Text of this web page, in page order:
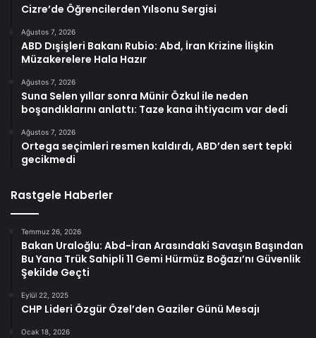
Cizre’de Öğrencilerden Yılsonu Sergisi
Ağustos 7, 2026
ABD Dışişleri Bakanı Rubio: Abd, İran Krizine İlişkin
Müzakerelere Hala Hazır
Ağustos 7, 2026
Suna Selen yıllar sonra Münir Özkul ile neden
boşandıklarını anlattı: Taze kana ihtiyacım var dedi
Ağustos 7, 2026
Ortega seçimleri resmen kaldırdı, ABD’den sert tepki
gecikmedi
Rastgele Haberler
Temmuz 26, 2026
Bakan Uraloğlu: Abd-İran Arasındaki Savaşın Başından
Bu Yana Trük Sahipli 11 Gemi Hürmüz Boğazı’nı Güvenlik
Şekilde Geçti
Eylül 22, 2025
CHP Lideri Özgür Özel’den Gaziler Günü Mesajı
Ocak 18, 2026